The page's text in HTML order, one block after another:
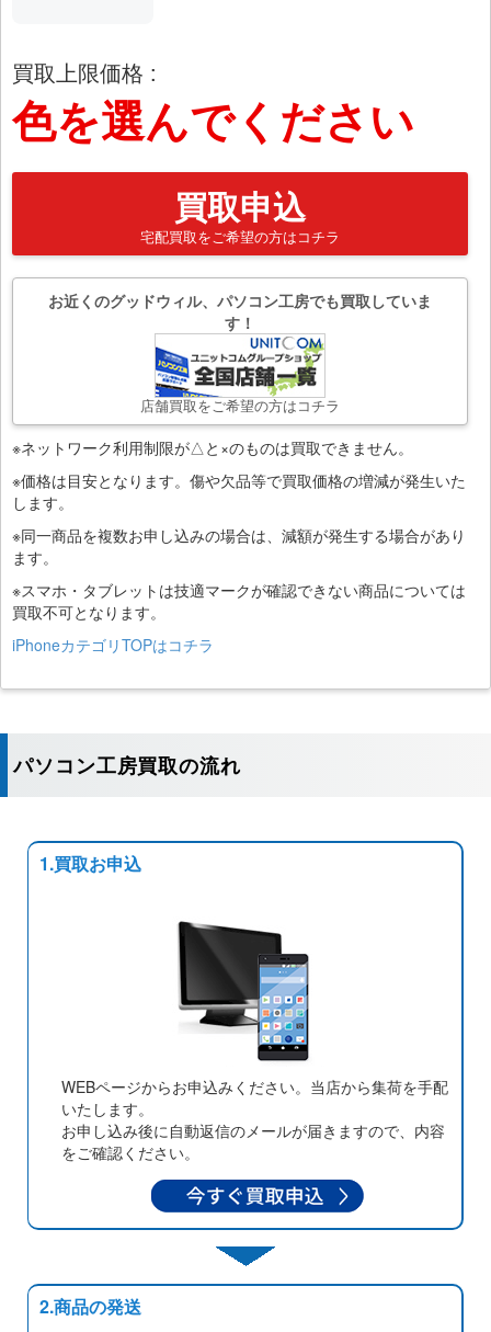
買取上限価格 :
色を選んでください
買取申込
宅配買取をご希望の方はコチラ
お近くのグッドウィル、パソコン工房でも買取していま
す！
店舗買取をご希望の方はコチラ
※ネットワーク利用制限が△と×のものは買取できません。
※価格は目安となります。傷や欠品等で買取価格の増減が発生いた
します。
※同一商品を複数お申し込みの場合は、減額が発生する場合があり
ます。
※スマホ・タブレットは技適マークが確認できない商品については
買取不可となります。
iPhoneカテゴリTOPはコチラ
パソコン工房買取の流れ
1.買取お申込
WEBページからお申込みください。当店から集荷を手配
いたします。
お申し込み後に自動返信のメールが届きますので、内容
をご確認ください。
2.商品の発送